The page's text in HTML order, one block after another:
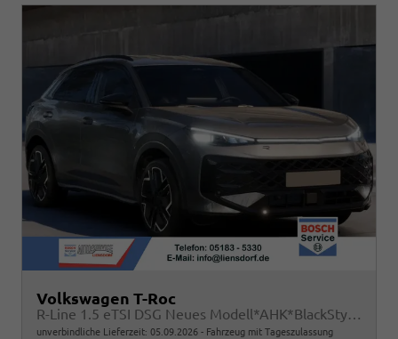
Volkswagen T-Roc
R-Line 1.5 eTSI DSG Neues Modell*AHK*BlackStyle*Matrix*19"*Android Auto*EasyOpen*SHZ*Kamera*ParkAsstPro*ACC*Keyless
unverbindliche Lieferzeit: 05.09.2026 Fahrzeug mit Tageszulassung